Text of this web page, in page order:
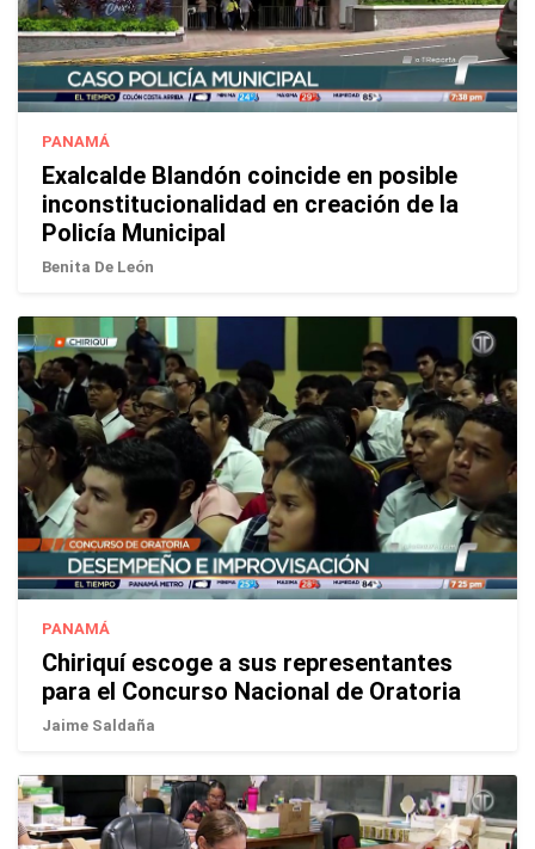
PANAMÁ
Exalcalde Blandón coincide en posible
inconstitucionalidad en creación de la
Policía Municipal
Benita De León
PANAMÁ
Chiriquí escoge a sus representantes
para el Concurso Nacional de Oratoria
Jaime Saldaña